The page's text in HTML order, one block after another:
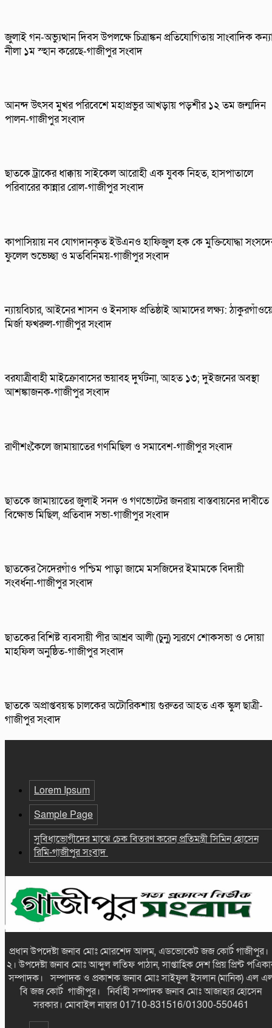
জুলাই গন-অভ্যুত্থান দিবস উপলক্ষে চিত্রাঙ্কন প্রতিযোগিতায় সাংবাদিক
নীলা ১ম স্হান করেছে-গাজীপুর সংবাদ
আনন্দ উৎসব মুখর পরিবেশে মহাপ্রভুর আখড়ায় পড়শীর ১২ তম জন্মদিন
পালন-গাজীপুর সংবাদ
ছাতকে ট্রাকের ধাক্কায় সাইকেল আরোহী এক যুবক নিহত, হাসপাতালে
পরিবারের কান্নার রোল-গাজীপুর সংবাদ
কাপাসিয়ায় নব যোগদানকৃত ইউএনও হাফিজুল হক কে মুক্তিযোদ্ধা
ফুলেল শুভেচ্ছা ও মতবিনিময়-গাজীপুর সংবাদ
ন্যায়বিচার, আইনের শাসন ও ইনসাফ প্রতিষ্ঠাই আমাদের লক্ষ্য:
মির্জা ফখরুল-গাজীপুর সংবাদ
বরযাত্রীবাহী মাইক্রোবাসের ভয়াবহ দুর্ঘটনা, আহত ১৩; দুইজনের অবস্থা
আশঙ্কাজনক-গাজীপুর সংবাদ
রাণীশংকৈলে জামায়াতের গণমিছিল ও সমাবেশ-গাজীপুর সংবাদ
ছাতকে জামায়াতের জুলাই সনদ ও গণভোটের জনরায় বাস্তবায়নের দাবীতে
বিক্ষোভ মিছিল, প্রতিবাদ সভা-গাজীপুর সংবাদ
ছাতকের সৈদেরগাঁও পশ্চিম পাড়া জামে মসজিদের ইমামকে বিদায়ী
সংবর্ধনা-গাজীপুর সংবাদ
ছাতকের বিশিষ্ট ব্যবসায়ী পীর আশ্রব আলী (চুনু) স্মরণে শোকসভা ও দোয়া
মাহফিল অনুষ্ঠিত-গাজীপুর সংবাদ
ছাতকে অপ্রাপ্তবয়স্ক চালকের অটোরিকশায় গুরুতর আহত এক স্কুল ছাত্রী-
গাজীপুর সংবাদ
Lorem Ipsum
Sample Page
সুবিধাভোগীদের মাঝে চেক বিতরণ করেন প্রতিমন্ত্রী সিমিন হোসেন
রিমি-গাজীপুর সংবাদ
প্রধান উপদেষ্টা জনাব মোঃ মোরশেদ আলম, এডভোকেট জজ কোর্ট
২। উপদেষ্টা জনাব মোঃ আব্দুল লতিফ পাঠান, সাপ্তাহিক দেশ প্রিয় প্রিন্ট
সম্পাদক। সম্পাদক ও প্রকাশক জনাব মোঃ সাইফুল ইসলান (মানিক) এল
বি জজ কোর্ট গাজীপুর। নির্বাহী সম্পাদক জনাব মোঃ আজাহার হোসেন
সরকার। মোবাইল নাম্বার 01710-831516/01300-550461